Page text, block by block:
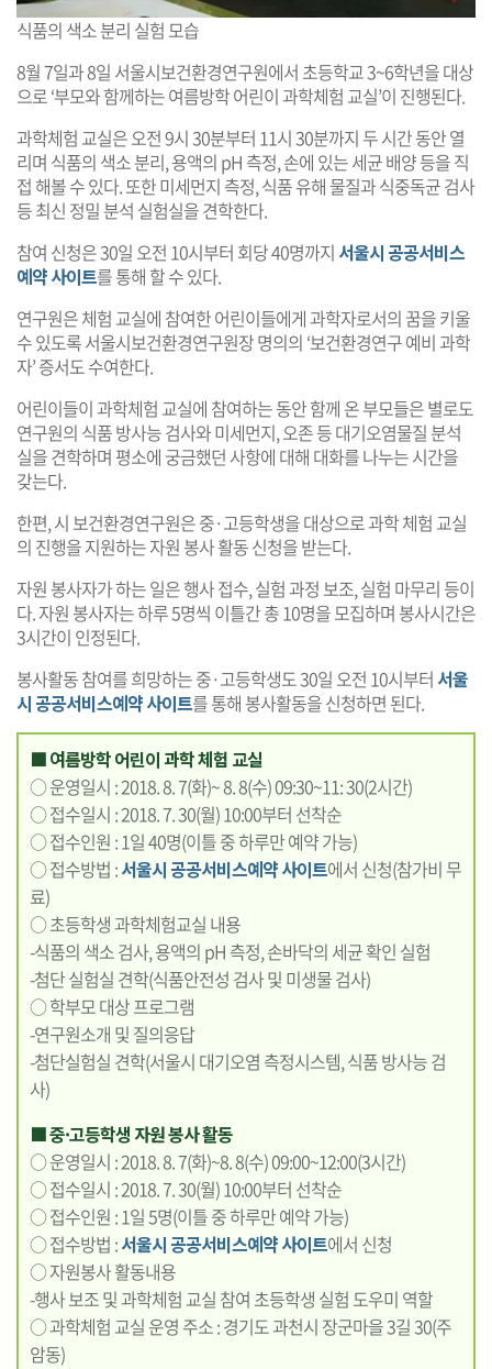
식품의 색소 분리 실험 모습
8월 7일과 8일 서울시보건환경연구원에서 초등학교 3~6학년을 대상
으로 ‘부모와 함께하는 여름방학 어린이 과학체험 교실’이 진행된다.
과학체험 교실은 오전 9시 30분부터 11시 30분까지 두 시간 동안 열
리며 식품의 색소 분리, 용액의 pH 측정, 손에 있는 세균 배양 등을 직
접 해볼 수 있다. 또한 미세먼지 측정, 식품 유해 물질과 식중독균 검사
등 최신 정밀 분석 실험실을 견학한다.
참여 신청은 30일 오전 10시부터 회당 40명까지 서울시 공공서비스
예약 사이트를 통해 할 수 있다.
연구원은 체험 교실에 참여한 어린이들에게 과학자로서의 꿈을 키울
수 있도록 서울시보건환경연구원장 명의의 ‘보건환경연구 예비 과학
자’ 증서도 수여한다.
어린이들이 과학체험 교실에 참여하는 동안 함께 온 부모들은 별로도
연구원의 식품 방사능 검사와 미세먼지, 오존 등 대기오염물질 분석
실을 견학하며 평소에 궁금했던 사항에 대해 대화를 나누는 시간을
갖는다.
한편, 시 보건환경연구원은 중·고등학생을 대상으로 과학 체험 교실
의 진행을 지원하는 자원 봉사 활동 신청을 받는다.
자원 봉사자가 하는 일은 행사 접수, 실험 과정 보조, 실험 마무리 등이
다. 자원 봉사자는 하루 5명씩 이틀간 총 10명을 모집하며 봉사시간은
3시간이 인정된다.
봉사활동 참여를 희망하는 중·고등학생도 30일 오전 10시부터 서울
시 공공서비스예약 사이트를 통해 봉사활동을 신청하면 된다.
■ 여름방학 어린이 과학 체험 교실
○ 운영일시 : 2018. 8. 7(화)~ 8. 8(수) 09:30~11: 30(2시간)
○ 접수일시 : 2018. 7. 30(월) 10:00부터 선착순
○ 접수인원 : 1일 40명(이틀 중 하루만 예약 가능)
○ 접수방법 :서울시 공공서비스예약 사이트에서 신청(참가비 무
료)
○ 초등학생 과학체험교실 내용
-식품의 색소 검사, 용액의 pH 측정, 손바닥의 세균 확인 실험
-첨단 실험실 견학(식품안전성 검사 및 미생물 검사)
○ 학부모 대상 프로그램
-연구원소개 및 질의응답
-첨단실험실 견학(서울시 대기오염 측정시스템, 식품 방사능 검
사)
■ 중·고등학생 자원 봉사 활동
○ 운영일시 : 2018. 8. 7(화)~8. 8(수) 09:00~12:00(3시간)
○ 접수일시 : 2018. 7. 30(월) 10:00부터 선착순
○ 접수인원 : 1일 5명(이틀 중 하루만 예약 가능)
○ 접수방법 :서울시 공공서비스예약 사이트에서 신청
○ 자원봉사 활동내용
-행사 보조 및 과학체험 교실 참여 초등학생 실험 도우미 역할
○ 과학체험 교실 운영 주소 : 경기도 과천시 장군마을 3길 30(주
암동)